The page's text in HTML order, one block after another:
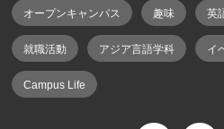
オープンキャンパス 趣味 英
就職活動 アジア言語学科 イ
Campus Life